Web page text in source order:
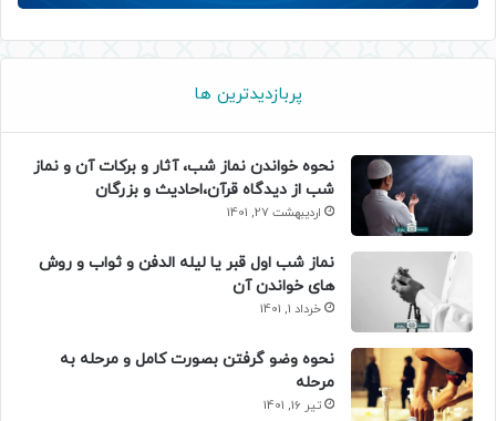
پربازدیدترین ها
نحوه خواندن نماز شب، آثار و برکات آن و نماز
شب از دیدگاه قرآن،احادیث و بزرگان
اردیبهشت 27, 1401
نماز شب اول قبر یا لیله الدفن و ثواب و روش
های خواندن آن
خرداد 1, 1401
نحوه وضو گرفتن بصورت کامل و مرحله به
مرحله
تیر 16, 1401